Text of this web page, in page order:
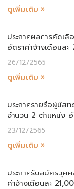
ดูเพิ่มเติม »
ประกาศผลการคัดเ
อัตราค่าจ้างเดือนละ
26/12/2565
ดูเพิ่มเติม »
ประกาศรายชื่อผู้มีสิ
จำนวน 2 ตำแหน่ง อั
23/12/2565
ดูเพิ่มเติม »
ประกาศรับสมัครบุค
ค่าจ้างเดือนละ